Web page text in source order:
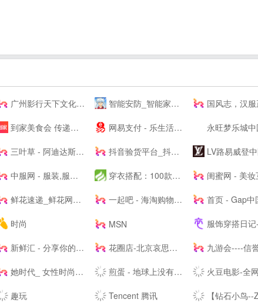
广州影行天下文化传播有限公司 智能安防_智能家居_智能办公_人工智能机器人-梨花恋-- 国风志，汉服正版导航站 Guofengzhi, Hanfu Genuine
到家美食会 传递好滋味 网易支付 - 乐生活，易支付 永旺梦乐城中
三叶草 - 阿迪达斯三叶草 - 三叶草-- 抖音验货平台_抖音带货达人-种草之家 LV路易威登中国-- - LOUIS VUITTON官方
中服网 - 服装,服饰,服装品牌,服装招商,服装代理加盟,女装,男装,童装,休闲装,服装媒体,服装设计,服装资讯 穿衣搭配：100款服装搭配技巧-穿衣搭配网-搭配搜 闺蜜网 - 美妆互动媒体 消费参
鲜花速递_鲜花网速递_鲜花配送【快至1小时送达】 一起吧 - 海淘购物网站大全，国外购物海外购，全球品牌商家华人网购导航 首页 - Gap中
时尚 MSN 服饰穿搭日记-记录服饰美食精彩_潮流服装搭配技巧_穿衣搭配经验_服饰
新鲜汇 - 分享你的消费新主张 花圈店-北京哀思无限花圈店专业提供|花圈|殡葬花圈|殡仪花圈|葬礼花圈|丧礼花圈|祭奠花圈|吊唁花圈|丧事花圈|白事花圈|哀思花圈|公祭花圈|花篮|殡葬花篮|葬礼花篮|吊唁花篮|悼念花篮|丧事花篮|祭奠花束|吊唁花束|遗像托花|灵堂布置业务及在线订购花圈速递全国业务的服务商。 九游会----信
她时代_ 女性时尚生活网站|Smartshe-全球时尚分享平台 煎蛋 - 地球上没有新鲜事 火豆电影-全网高清聚合影视
趣玩 Tencent 腾讯 【钻石小鸟--Zbird】-网购珠宝